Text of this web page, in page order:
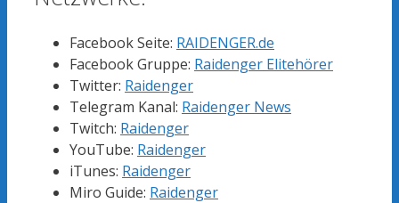
Facebook Seite: RAIDENGER.de
Facebook Gruppe: Raidenger Elitehörer
Twitter: Raidenger
Telegram Kanal: Raidenger News
Twitch: Raidenger
YouTube: Raidenger
iTunes: Raidenger
Miro Guide: Raidenger